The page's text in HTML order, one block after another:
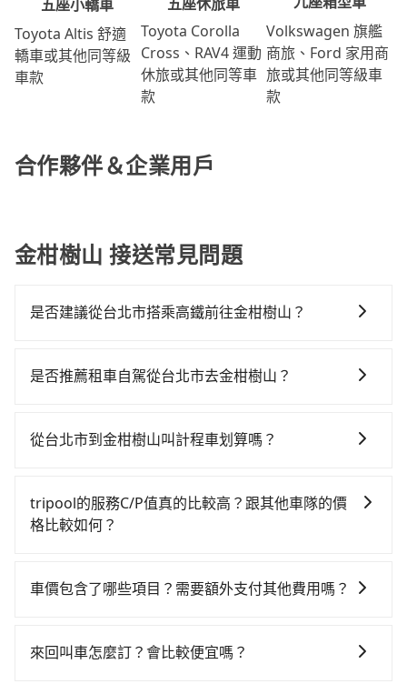
五座小轎車
Toyota Altis 舒適
轎車或其他同等級
車款
五座休旅車
Toyota Corolla
Cross、RAV4 運動
休旅或其他同等車
款
Volkswagen 旗艦
商旅、Ford 家用商
旅或其他同等級車
款
合作夥伴＆企業用戶
金柑樹山 接送常見問題
是否建議從台北市搭乘高鐵前往金柑樹山？
貴！不過從最早一班車06:26到末班車21:56，台北-彰化
乘公車前往台北高鐵站，接著在站內購買高鐵票、通過
往彰化高鐵站，每人票價820元，再用5分鐘出站、等待
車站前排班的計程車，搭上小黃後約花80分鐘、車費
轉乘之平均每人花費為1,450元。但如果全程使用
快，但卻要額外支出約60元的交通費，所以對於不是這
是否推薦租車自駕從台北市去金柑樹山？
在車上休息，那在台北市中正區有約30間租車車行，比
天租金約$1,500，九人座如Hyundai Starex或
Volkswagen T5，一天$4,500起，油錢（每公里約3
里程限定200~400公里，超過還會額外加收100~2,000
金柑樹山，預計的小轎車花費為$4,200或九人座
從台北市到金柑樹山叫計程車划算嗎？
灣大車隊、Uber、Line Taxi、Yoxi等，如果在路邊攔不
到車，也可考慮打電話至附近的計程車隊，如聖雄衛星
tripool可省高達$2,600。但如果要考慮到回程，南投縣
以上，無論在價格或服務品質上，tripool都是你從台北
tripool的服務C/P值真的比較高？跟其他車隊的價
格比較如何？
市場上稍具規模且合法經營的業者，有以短程與城市為
KKDAY、KLOOK、叫車吧等。tripool旅步專注在長程
車價包含了哪些項目？需要額外支付其他費用嗎？
路費、油資、保險、小費，司機的餐費與住宿費不需要
來回叫車怎麼訂？會比較便宜嗎？